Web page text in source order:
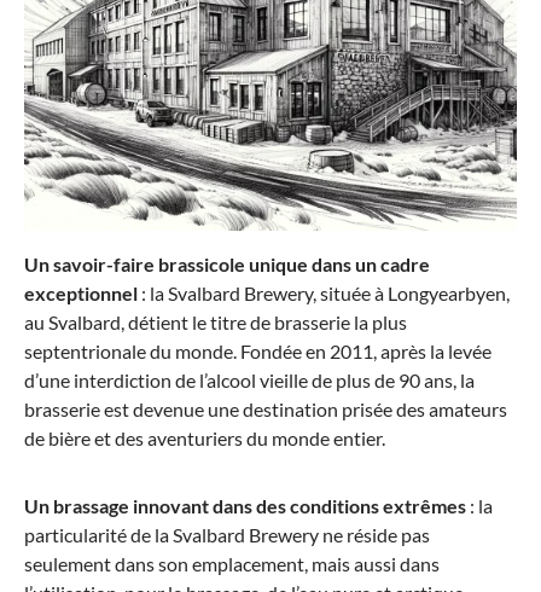
Un savoir-faire brassicole unique dans un cadre
exceptionnel : la Svalbard Brewery, située à Longyearbyen,
au Svalbard, détient le titre de brasserie la plus
septentrionale du monde. Fondée en 2011, après la levée
d’une interdiction de l’alcool vieille de plus de 90 ans, la
brasserie est devenue une destination prisée des amateurs
de bière et des aventuriers du monde entier.
Un brassage innovant dans des conditions extrêmes : la
particularité de la Svalbard Brewery ne réside pas
seulement dans son emplacement, mais aussi dans